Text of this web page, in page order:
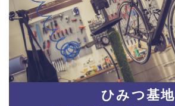
ひみつ基地